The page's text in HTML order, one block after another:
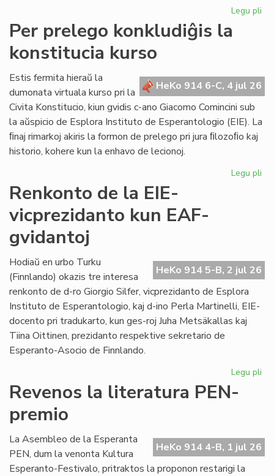
Legu pli
al
Per prelego konkludiĝis la
konstitucia kurso
HeKo 914 6-C, 4 jul 26
Estis fermita hieraŭ la
dumonata virtuala kurso pri la
Civita Konstitucio, kiun gvidis c-ano Giacomo Comincini sub
la aŭspicio de Esplora Instituto de Esperantologio (EIE). La
ﬁnaj rimarkoj akiris la formon de prelego pri jura ﬁlozoﬁo kaj
historio, kohere kun la enhavo de lecionoj.
Legu pli
Renkonto de la EIE-
vicprezidanto kun EAF-
gvidantoj
HeKo 914 5-B, 2 jul 26
Hodiaŭ en urbo Turku
(Finnlando) okazis tre interesa
renkonto de d-ro Giorgio Silfer, vicprezidanto de Esplora
Instituto de Esperantologio, kaj d-ino Perla Martinelli, EIE-
docento pri tradukarto, kun ges-roj Juha Metsäkallas kaj
Tiina Oittinen, prezidanto respektive sekretario de
Esperanto-Asocio de Finnlando.
Legu pli
Revenos la literatura PEN-
premio
HeKo 914 4-B, 1 jul 26
La Asembleo de la Esperanta
PEN, dum la venonta Kultura
Esperanto-Festivalo, pritraktos la proponon restarigi la